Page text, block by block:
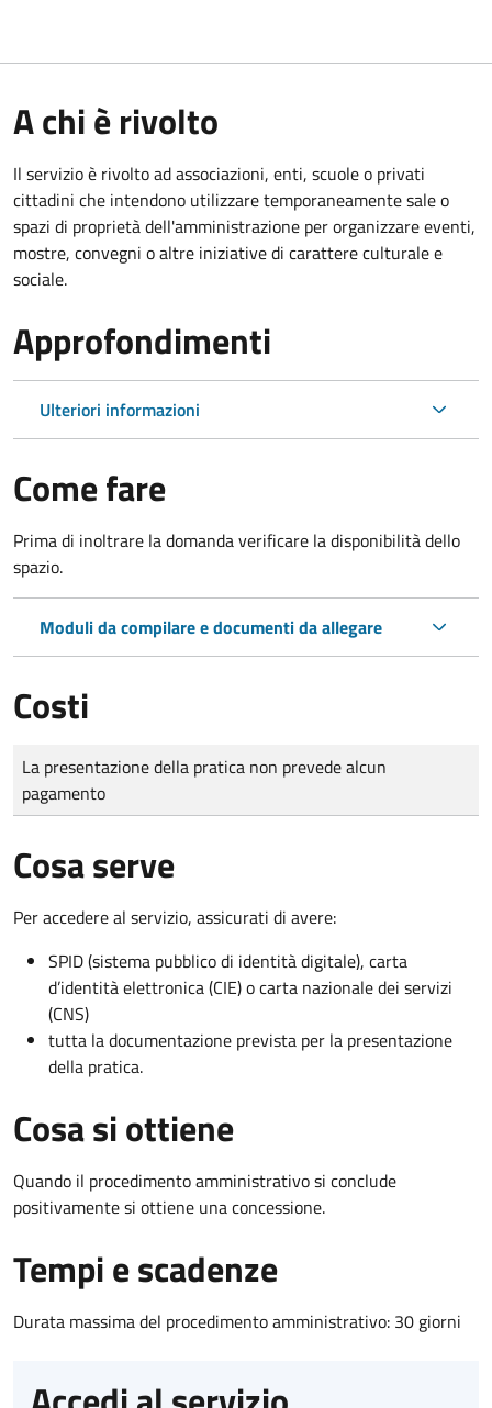
A chi è rivolto
Il servizio è rivolto ad associazioni, enti, scuole o privati
cittadini che intendono utilizzare temporaneamente sale o
spazi di proprietà dell'amministrazione per organizzare eventi,
mostre, convegni o altre iniziative di carattere culturale e
sociale.
Approfondimenti
Ulteriori informazioni
Come fare
Prima di inoltrare la domanda verificare la disponibilità dello
spazio.
Moduli da compilare e documenti da allegare
Costi
Tipo di pagamento
Importo
La presentazione della pratica non prevede alcun
pagamento
Cosa serve
Per accedere al servizio, assicurati di avere:
SPID (sistema pubblico di identità digitale), carta
d’identità elettronica (CIE) o carta nazionale dei servizi
(CNS)
tutta la documentazione prevista per la presentazione
della pratica.
Cosa si ottiene
Quando il procedimento amministrativo si conclude
positivamente si ottiene una concessione.
Tempi e scadenze
Durata massima del procedimento amministrativo: 30 giorni